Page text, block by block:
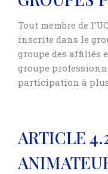
Tout membre de
inscrite dans le
groupe des affiliés
groupe
participation à
ARTICLE